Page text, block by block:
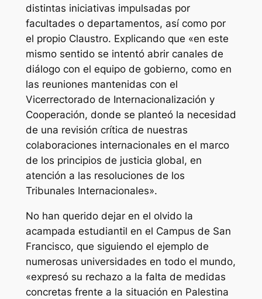
distintas iniciativas impulsadas por
facultades o departamentos, así como por
el propio Claustro. Explicando que «en este
mismo sentido se intentó abrir canales de
diálogo con el equipo de gobierno, como en
las reuniones mantenidas con el
Vicerrectorado de Internacionalización y
Cooperación, donde se planteó la necesidad
de una revisión crítica de nuestras
colaboraciones internacionales en el marco
de los principios de justicia global, en
atención a las resoluciones de los
Tribunales Internacionales».
No han querido dejar en el olvido la
acampada estudiantil en el Campus de San
Francisco, que siguiendo el ejemplo de
numerosas universidades en todo el mundo,
«expresó su rechazo a la falta de medidas
concretas frente a la situación en Palestina